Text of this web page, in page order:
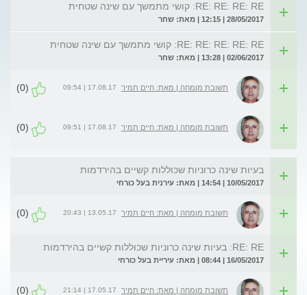
RE: RE: RE: RE: קושי מתמשך עם שינה שטחית
28/05/2017 | 12:15 | מאת: שחר
RE: RE: RE: RE: RE: קושי מתמשך עם שינה שטחית
02/06/2017 | 13:28 | מאת: שחר
תשובת מומחה | מאת: חיים תמיר 17.08.17 | 09:54
(0)
תשובת מומחה | מאת: חיים תמיר 17.08.17 | 09:51
(0)
בעיות שינה כרוניות שכוללות קשיים בהירדמות
10/05/2017 | 14:54 | מאת: עירנית בעל כורחי
תשובת מומחה | מאת: חיים תמיר 13.05.17 | 20:43
(0)
RE: RE: בעיות שינה כרוניות שכוללות קשיים בהירדמות
16/05/2017 | 08:44 | מאת: עיריית בעל כורחי
תשובת מומחה | מאת: חיים תמיר 17.05.17 | 21:14
(0)